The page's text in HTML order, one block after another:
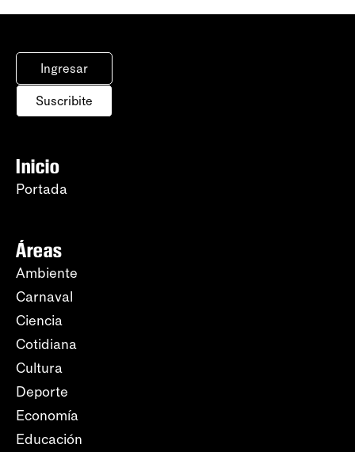
Ingresar
Suscribite
Inicio
Portada
Áreas
Ambiente
Carnaval
Ciencia
Cotidiana
Cultura
Deporte
Economía
Educación